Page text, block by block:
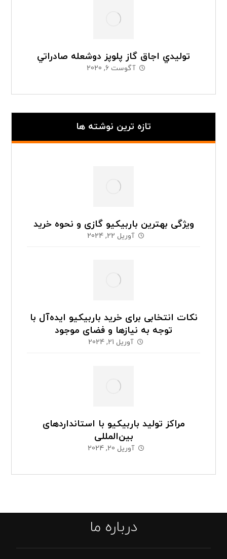
توليدي اجاق گاز پلوپز دوشعله صادراتي
آگوست 6, 2020
تازه ترین نوشته ها
ویژگی بهترین باربیکیو گازی و نحوه خرید
آوریل 22, 2024
نکات انتخابی برای خرید باربیکیو ایده‌آل با
توجه به نیازها و فضای موجود
آوریل 21, 2024
مراکز تولید باربیکیو با استانداردهای
بین‌المللی
آوریل 20, 2024
درباره ما